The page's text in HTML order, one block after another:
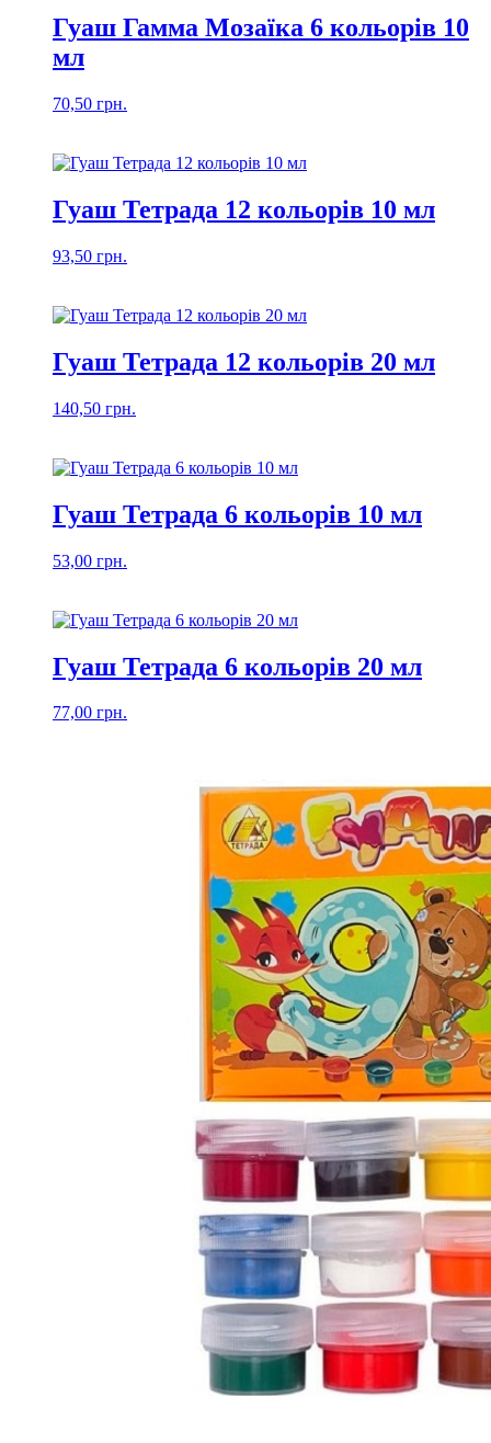
Гуаш Гамма Мозаїка 6 кольорів 10
мл
70,50 грн.
Гуаш Тетрада 12 кольорів 10 мл
93,50 грн.
Гуаш Тетрада 12 кольорів 20 мл
140,50 грн.
Гуаш Тетрада 6 кольорів 10 мл
53,00 грн.
Гуаш Тетрада 6 кольорів 20 мл
77,00 грн.